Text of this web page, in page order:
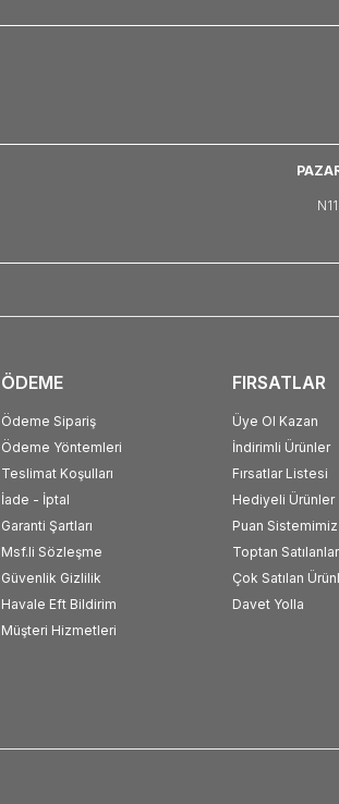
N11 |
ÖDEME
Ödeme Sipariş
Ödeme Yöntemleri
Teslimat Koşulları
İade - İptal
Garanti Şartları
Msf.li Sözleşme
Güvenlik Gizlilik
Havale Eft Bildirim
Müşteri Hizmetleri
FIRSATLAR
Üye Ol Kazan
İndirimli Ürünler
Fırsatlar Listesi
Hediyeli Ürünler
Puan Sistemimiz
Toptan Satılanlar
Çok Satılan
Davet Yolla